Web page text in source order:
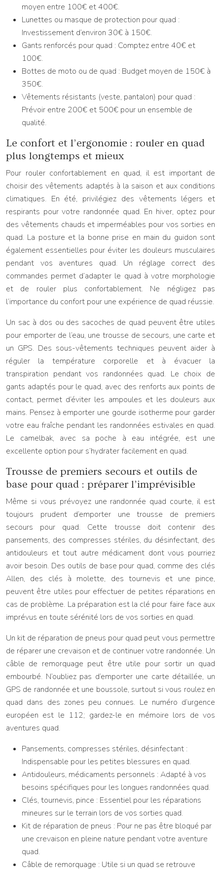
moyen entre 100€ et 400€.
Lunettes ou masque de protection pour quad :
Investissement d’environ 30€ à 150€.
Gants renforcés pour quad : Comptez entre 40€ et
100€.
Bottes de moto ou de quad : Budget moyen de 150€ à
350€.
Vêtements résistants (veste, pantalon) pour quad :
Prévoir entre 200€ et 500€ pour un ensemble de
qualité.
Le confort et l’ergonomie : rouler en quad
plus longtemps et mieux
Pour rouler confortablement en quad, il est important de
choisir des vêtements adaptés à la saison et aux conditions
climatiques. En été, privilégiez des vêtements légers et
respirants pour votre randonnée quad. En hiver, optez pour
des vêtements chauds et imperméables pour vos sorties en
quad. La posture et la bonne prise en main du guidon sont
également essentielles pour éviter les douleurs musculaires
pendant vos aventures quad. Un réglage correct des
commandes permet d’adapter le quad à votre morphologie
et de rouler plus confortablement. Ne négligez pas
l’importance du confort pour une expérience de quad réussie.
Un sac à dos ou des sacoches de quad peuvent être utiles
pour emporter de l’eau, une trousse de secours, une carte et
un GPS. Des sous-vêtements techniques peuvent aider à
réguler la température corporelle et à évacuer la
transpiration pendant vos randonnées quad. Le choix de
gants adaptés pour le quad, avec des renforts aux points de
contact, permet d’éviter les ampoules et les douleurs aux
mains. Pensez à emporter une gourde isotherme pour garder
votre eau fraîche pendant les randonnées estivales en quad.
Le camelbak, avec sa poche à eau intégrée, est une
excellente option pour s’hydrater facilement en quad.
Trousse de premiers secours et outils de
base pour quad : préparer l’imprévisible
Même si vous prévoyez une randonnée quad courte, il est
toujours prudent d’emporter une trousse de premiers
secours pour quad. Cette trousse doit contenir des
pansements, des compresses stériles, du désinfectant, des
antidouleurs et tout autre médicament dont vous pourriez
avoir besoin. Des outils de base pour quad, comme des clés
Allen, des clés à molette, des tournevis et une pince,
peuvent être utiles pour effectuer de petites réparations en
cas de problème. La préparation est la clé pour faire face aux
imprévus en toute sérénité lors de vos sorties en quad.
Un kit de réparation de pneus pour quad peut vous permettre
de réparer une crevaison et de continuer votre randonnée. Un
câble de remorquage peut être utile pour sortir un quad
embourbé. N’oubliez pas d’emporter une carte détaillée, un
GPS de randonnée et une boussole, surtout si vous roulez en
quad dans des zones peu connues. Le numéro d’urgence
européen est le 112; gardez-le en mémoire lors de vos
aventures quad.
Pansements, compresses stériles, désinfectant :
Indispensable pour les petites blessures en quad.
Antidouleurs, médicaments personnels : Adapté à vos
besoins spécifiques pour les longues randonnées quad.
Clés, tournevis, pince : Essentiel pour les réparations
mineures sur le terrain lors de vos sorties quad.
Kit de réparation de pneus : Pour ne pas être bloqué par
une crevaison en pleine nature pendant votre aventure
quad.
Câble de remorquage : Utile si un quad se retrouve